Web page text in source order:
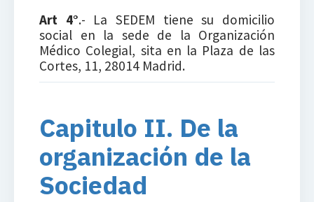
Art 4°.- La SEDEM tiene su domicilio
social en la sede de la Organización
Médico Colegial, sita en la Plaza de las
Cortes, 11, 28014 Madrid.
Capitulo II. De la
organización de la
Sociedad